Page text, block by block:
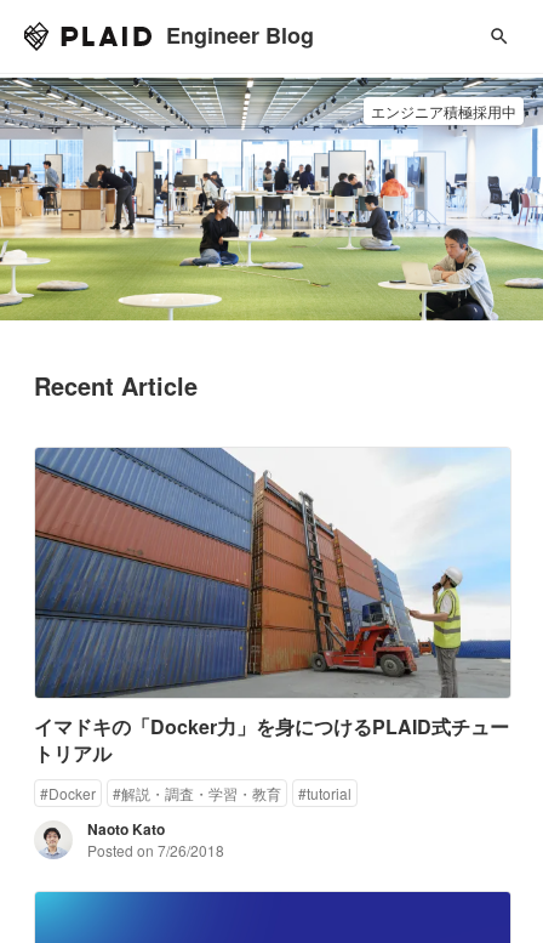
Engineer Blog
エンジニア積極採用中
Recent Article
イマドキの「Docker力」を身につけるPLAID式チュー
トリアル
#Docker #解説・調査・学習・教育 #tutorial
Naoto Kato
Posted on 7/26/2018